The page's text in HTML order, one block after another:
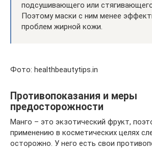
подсушивающего или
Поэтому маски с ним менее
проблем жирной кожи.
Фото: healthbeautytips.in
Противопоказания и меры
предосторожности
Манго – это экзотический фрукт,
применению в косметических целях
осторожно. У него есть свои